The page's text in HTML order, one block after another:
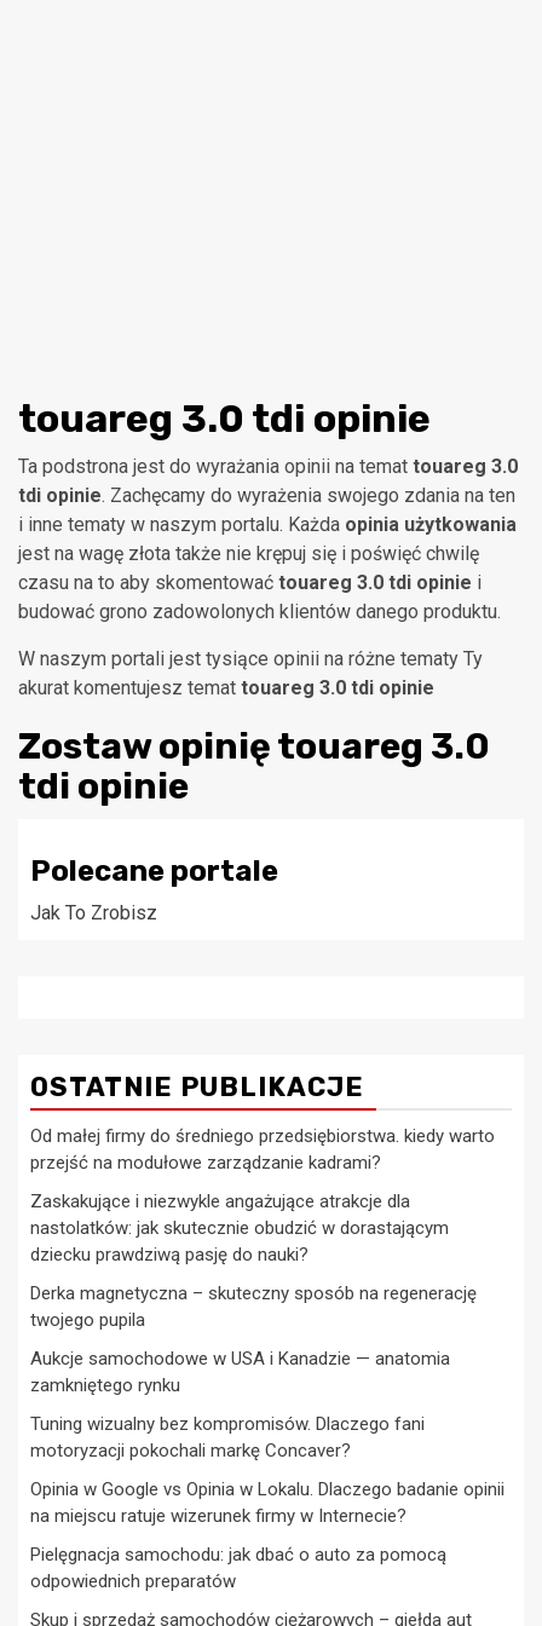
touareg 3.0 tdi opinie
Ta podstrona jest do wyrażania opinii na temat touareg 3.0
tdi opinie. Zachęcamy do wyrażenia swojego zdania na ten
i inne tematy w naszym portalu. Każda opinia użytkowania
jest na wagę złota także nie krępuj się i poświęć chwilę
czasu na to aby skomentować touareg 3.0 tdi opinie i
budować grono zadowolonych klientów danego produktu.
W naszym portali jest tysiące opinii na różne tematy Ty
akurat komentujesz temat touareg 3.0 tdi opinie
Zostaw opiniętouareg 3.0
tdi opinie
Polecane portale
Jak To Zrobisz
OSTATNIE PUBLIKACJE
Od małej firmy do średniego przedsiębiorstwa. kiedy warto
przejść na modułowe zarządzanie kadrami?
Zaskakujące i niezwykle angażujące atrakcje dla
nastolatków: jak skutecznie obudzić w dorastającym
dziecku prawdziwą pasję do nauki?
Derka magnetyczna – skuteczny sposób na regenerację
twojego pupila
Aukcje samochodowe w USA i Kanadzie — anatomia
zamkniętego rynku
Tuning wizualny bez kompromisów. Dlaczego fani
motoryzacji pokochali markę Concaver?
Opinia w Google vs Opinia w Lokalu. Dlaczego badanie opinii
na miejscu ratuje wizerunek firmy w Internecie?
Pielęgnacja samochodu: jak dbać o auto za pomocą
odpowiednich preparatów
Skup i sprzedaż samochodów ciężarowych – giełda aut